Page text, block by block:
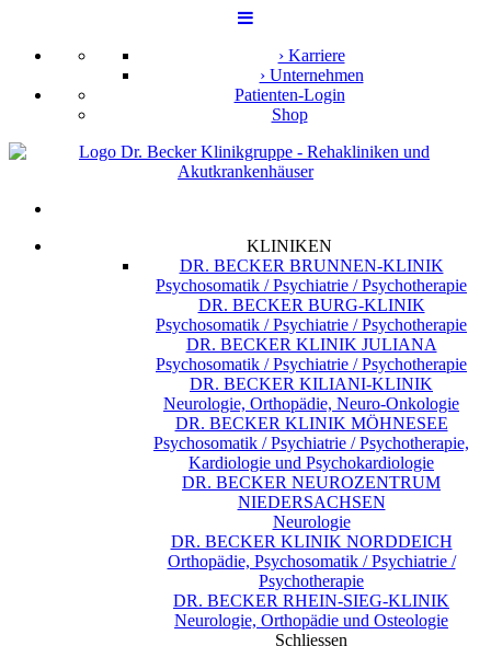
› Karriere
› Unternehmen
Patienten-Login
Shop
KLINIKEN
DR. BECKER BRUNNEN-KLINIK
Psychosomatik / Psychiatrie / Psychotherapie
DR. BECKER BURG-KLINIK
Psychosomatik / Psychiatrie / Psychotherapie
DR. BECKER KLINIK JULIANA
Psychosomatik / Psychiatrie / Psychotherapie
DR. BECKER KILIANI-KLINIK
Neurologie, Orthopädie, Neuro-Onkologie
DR. BECKER KLINIK MÖHNESEE
Psychosomatik / Psychiatrie / Psychotherapie,
Kardiologie und Psychokardiologie
DR. BECKER NEUROZENTRUM
NIEDERSACHSEN
Neurologie
DR. BECKER KLINIK NORDDEICH
Orthopädie, Psychosomatik / Psychiatrie /
Psychotherapie
DR. BECKER RHEIN-SIEG-KLINIK
Neurologie, Orthopädie und Osteologie
Schliessen